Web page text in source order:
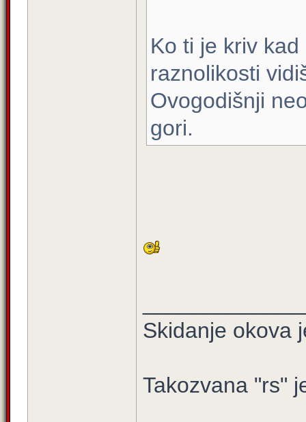
Ko ti je kriv
raznolikosti
Ovogodišnji
gori.
Skidanje okova
Takozvana "rs"